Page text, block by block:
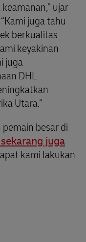
ujar
juga tahu
berkualitas
keyakinan
juga
DHL
Utara.”
besar di
juga
kami lakukan